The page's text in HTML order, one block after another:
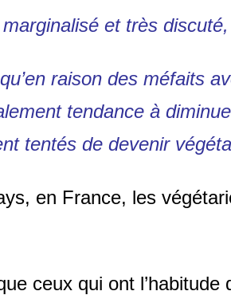
et très
raison des méfaits
tendance à
tentés de devenir
en France, les
ceux qui ont l’habitude